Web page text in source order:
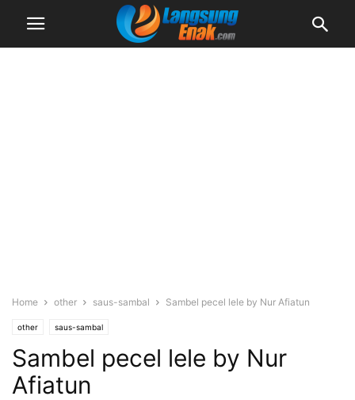
Home other saus-sambal Sambel pecel lele by Nur Afiatun
other saus-sambal
Sambel pecel lele by Nur
Afiatun